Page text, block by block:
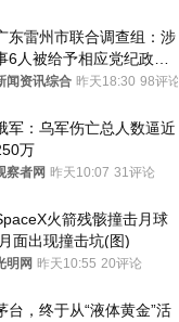
东雷州市联合调查组：涉
6人被给予相应党纪政务
分和组织处理
闻资讯综合 昨天18:30 98评论
军：乌军伤亡总人数逼近
万
察者网 昨天10:07 31评论
火箭残骸撞击月球
月面出现撞击坑(图)
明网 昨天10:55 20评论
台，终于从“液体黄金”活